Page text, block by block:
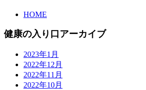
HOME
健康の入り口アーカイブ
2023年1月
2022年12月
2022年11月
2022年10月